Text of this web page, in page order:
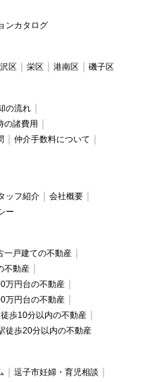
ンカタログ
区 栄区 港南区 磯子区
の流れ
の諸費用
仲介手数料について
ッフ紹介
会社概要
ー
一戸建ての不動産
不動産
万円台の不動産
万円台の不動産
歩10分以内の不動産
徒歩20分以内の不動産
逗子市妊婦・育児相談